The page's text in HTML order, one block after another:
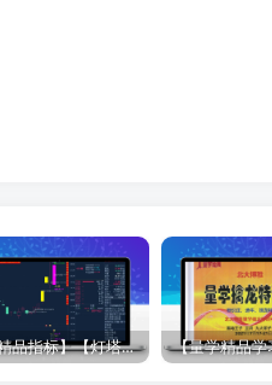
【精品指标】【灯塔竞价 七宝妙树 资金1号 龙年1号池】四合一完整版（众筹系列）